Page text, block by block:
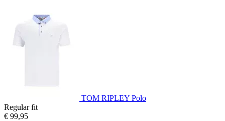
TOM RIPLEY Polo
Regular fit
€ 99,95